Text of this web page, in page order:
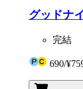
グッドナ
完結
690/